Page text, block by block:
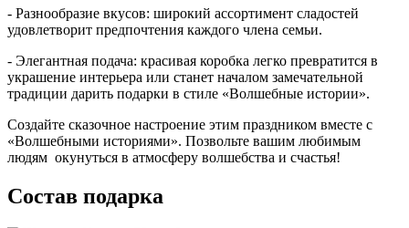
- Разнообразие вкусов: широкий ассортимент сладостей
удовлетворит предпочтения каждого члена семьи.
- Элегантная подача: красивая коробка легко превратится в
украшение интерьера или станет началом замечательной
традиции дарить подарки в стиле «Волшебные истории».
Создайте сказочное настроение этим праздником вместе с
«Волшебными историями». Позвольте вашим любимым
людям окунуться в атмосферу волшебства и счастья!
Состав подарка